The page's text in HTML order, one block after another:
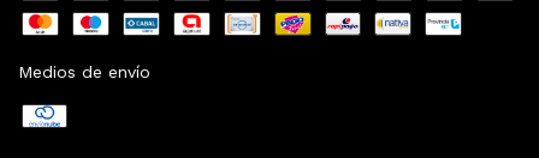
Medios de envío